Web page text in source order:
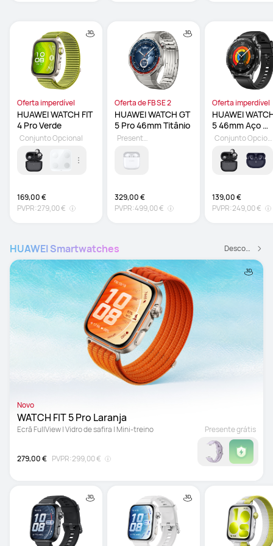
Oferta imperdível
HUAWEI WATCH FIT
4 Pro Verde
169,00 €
PVPR:279,00 €
Conjunto Opcional
Oferta de FB SE 2
HUAWEI WATCH GT
5 Pro 46mm Titânio
329,00 €
PVPR:499,00 €
Presente grátis
Oferta imperdível
HUAWEI
5 46mm Aço
Preto
139,00 €
PVPR:249,00 €
Conjunto Opcional
HUAWEI Smartwatches Descobrir mais
Novo
WATCH FIT 5 Pro Laranja
Ecrã FullView | Vidro de safira | Mini-treino
279,00 € PVPR:299,00 €
Presente grátis